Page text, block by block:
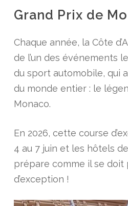
Grand Prix de
Chaque année, la Côte
de l’un des événements
du sport automobile, qui
du monde entier : le
Monaco.
En 2026, cette course
4 au 7 juin et les hôtels
prépare comme il se doit
d’exception !